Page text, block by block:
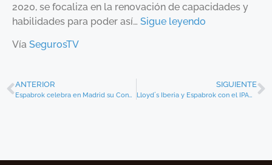
2020, se focaliza en la renovación de capacidades y
habilidades para poder así… Sigue leyendo
Vía SegurosTV
ANTERIOR
Espabrok celebra en Madrid su Congreso Comercial “En equipo aseguramos nuestro éxito”
SIGUIENTE
Lloyd´s Iberia y Espabrok con el IPAC BACHELOR FACTORY SCHOOL OF BUSINESS